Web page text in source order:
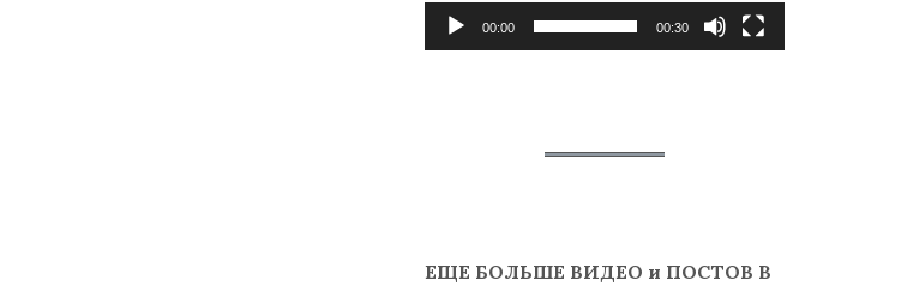
00:00 00:30
ЕЩЕ БОЛЬШЕ ВИДЕО и ПОСТОВ В